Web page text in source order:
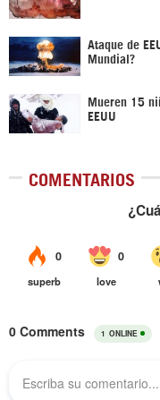
Ataque de
Mundial?
Mueren 15
EEUU
COMENTARIOS